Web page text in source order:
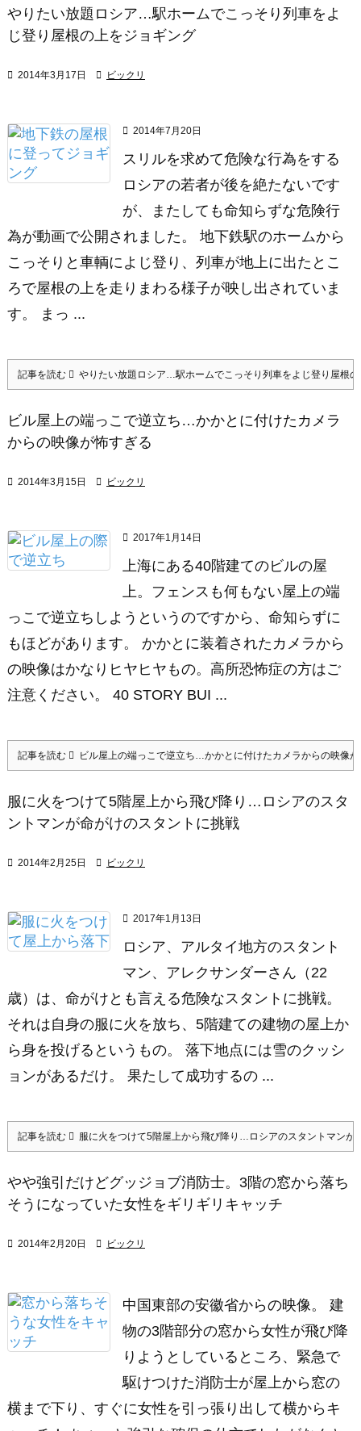
やりたい放題ロシア…駅ホームでこっそり列車をよ
じ登り屋根の上をジョギング
 2014年3月17日  ビックリ
 2014年7月20日
スリルを求めて危険な行為をする
ロシアの若者が後を絶たないです
が、またしても命知らずな危険行
為が動画で公開されました。 地下鉄駅のホームから
こっそりと車輌によじ登り、列車が地上に出たとこ
ろで屋根の上を走りまわる様子が映し出されていま
す。 まっ ...
記事を読む やりたい放題ロシア…駅ホームでこっそり列車をよじ登り屋根
ビル屋上の端っこで逆立ち…かかとに付けたカメラ
からの映像が怖すぎる
 2014年3月15日  ビックリ
 2017年1月14日
上海にある40階建てのビルの屋
上。フェンスも何もない屋上の端
っこで逆立ちしようというのですから、命知らずに
もほどがあります。 かかとに装着されたカメラから
の映像はかなりヒヤヒヤもの。高所恐怖症の方はご
注意ください。 40 STORY BUI ...
記事を読む ビル屋上の端っこで逆立ち…かかとに付けたカメラからの映像
服に火をつけて5階屋上から飛び降り…ロシアのスタ
ントマンが命がけのスタントに挑戦
 2014年2月25日  ビックリ
 2017年1月13日
ロシア、アルタイ地方のスタント
マン、アレクサンダーさん（22
歳）は、命がけとも言える危険なスタントに挑戦。
それは自身の服に火を放ち、5階建ての建物の屋上か
ら身を投げるというもの。 落下地点には雪のクッシ
ョンがあるだけ。 果たして成功するの ...
記事を読む 服に火をつけて5階屋上から飛び降り…ロシアのスタントマンが
やや強引だけどグッジョブ消防士。3階の窓から落ち
そうになっていた女性をギリギリキャッチ
 2014年2月20日  ビックリ
中国東部の安徽省からの映像。 建
物の3階部分の窓から女性が飛び降
りようとしているところ、緊急で
駆けつけた消防士が屋上から窓の
横まで下り、すぐに女性を引っ張り出して横からキ